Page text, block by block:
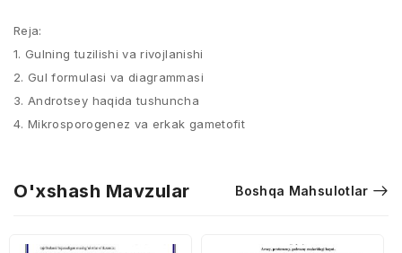
Reja:
1. Gulning tuzilishi va rivojlanishi
2. Gul formulasi va diagrammasi
3. Androtsey haqida tushuncha
4. Mikrosporogenez va erkak gametofit
O'xshash Mavzular Boshqa Mahsulotlar